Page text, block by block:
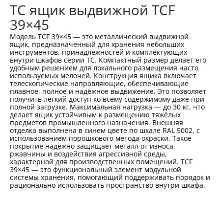
TC ящик выдвижной TCF
39×45
Модель TCF 39×45 — это металлический выдвижной
ящик, предназначенный для хранения небольших
инструментов, принадлежностей и комплектующих
внутри шкафов серии TC. Компактный размер делает его
удобным решением для локального размещения часто
используемых мелочей. Конструкция ящика включает
телескопические направляющие, обеспечивающие
плавное, полное и надёжное выдвижение. Это позволяет
получить лёгкий доступ ко всему содержимому даже при
полной загрузке. Максимальная нагрузка — до 30 кг, что
делает ящик устойчивым к размещению тяжёлых
предметов промышленного назначения. Внешняя
отделка выполнена в синем цвете по шкале RAL 5002, с
использованием порошкового метода окраски. Такое
покрытие надёжно защищает металл от износа,
ржавчины и воздействия агрессивной среды,
характерной для производственных помещений. TCF
39×45 — это функциональный элемент модульной
системы хранения, помогающий поддерживать порядок и
рационально использовать пространство внутри шкафа.